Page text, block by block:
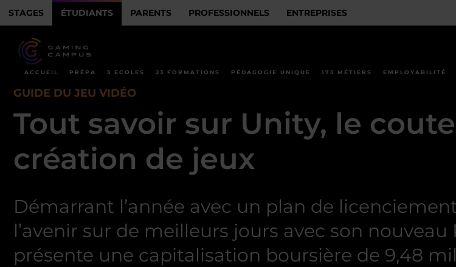
STAGES ÉTUDIANTS PARENTS PROFESSIONNELS ENTREPRISES
ACCUEIL PRÉPA 3 ECOLES 23 FORMATIONS PÉDAGOGIE UNIQUE 173 MÉTIERS EMPLOYABILITÉ
GUIDE DU JEU VIDÉO
Tout savoir sur Unity, le
création de jeux
Démarrant l’année avec un plan de
l’avenir sur de meilleurs jours avec son
présente une capitalisation boursière de 9,48